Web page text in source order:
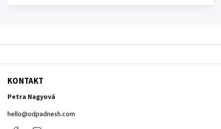
KONTAKT
Petra Nagyová
hello@odpadnesh.com